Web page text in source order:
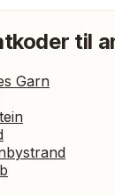
til
Garn